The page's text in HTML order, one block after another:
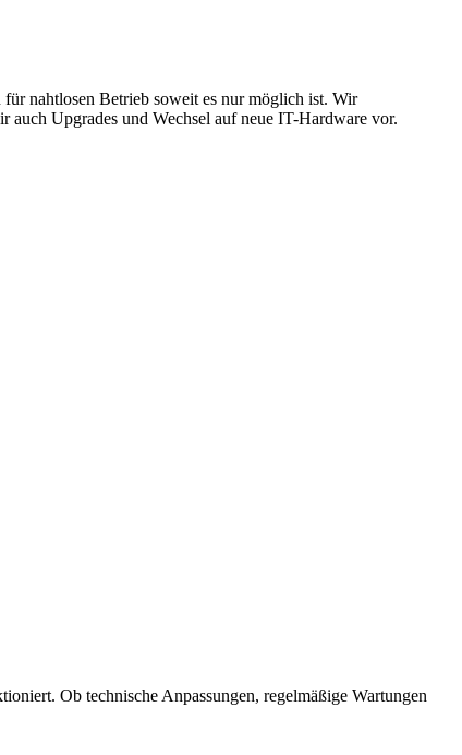
nahtlosen Betrieb soweit es nur möglich ist. Wir
auch Upgrades und Wechsel auf neue IT-Hardware vor.
Ob technische Anpassungen, regelmäßige Wartungen